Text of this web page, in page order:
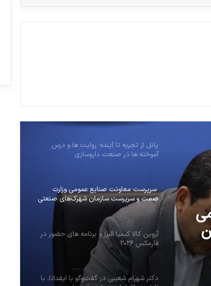
اشاره به اقدامات حمایتی از صنایع حوزه
است
پانل از تجربه تا آینده: روایت ها و درس
آموخته ها در صنعت داروسازی
سرپرست معاونت صنایع عمومی وزارت
صمت و سرپرست سازمان شهرک‌های صنعتی
منصوب شدند
آروین کالا کیمیا البرز و برنامه های حضور در
فارمکس ۲۰۲۶
دکتر شهرام شعیبی در گفت‌وگو با ایفدانا، با